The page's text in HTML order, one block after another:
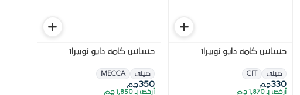
حساس كامه دايو نوبيرا1
صينى CIT
330 ج.م
أرخص بـ 1,870 ج.م
حساس كامه دايو نوبيرا1
صينى MECCA
350ج.م
أرخص بـ 1,850 ج.م